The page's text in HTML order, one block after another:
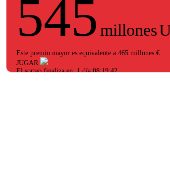
545 millones
Este premio mayor es equivalente a 465 millones €
JUGAR
El sorteo finaliza en 1 día 08:19:42